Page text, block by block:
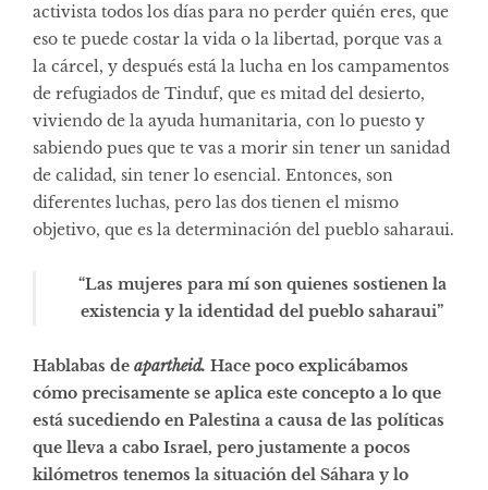
activista todos los días para no perder quién eres, que
eso te puede costar la vida o la libertad, porque vas a
la cárcel, y después está la lucha en los campamentos
de refugiados de Tinduf, que es mitad del desierto,
viviendo de la ayuda humanitaria, con lo puesto y
sabiendo pues que te vas a morir sin tener un sanidad
de calidad, sin tener lo esencial. Entonces, son
diferentes luchas, pero las dos tienen el mismo
objetivo, que es la determinación del pueblo saharaui.
“Las mujeres para mí son quienes sostienen la
existencia y la identidad del pueblo saharaui”
Hablabas de apartheid. Hace poco explicábamos
cómo precisamente se aplica este concepto a lo que
está sucediendo en Palestina a causa de las políticas
que lleva a cabo Israel, pero justamente a pocos
kilómetros tenemos la situación del Sáhara y lo